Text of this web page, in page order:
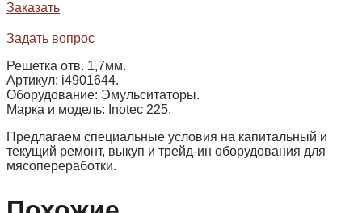
Заказать
Задать вопрос
Решетка отв. 1,7мм.
Артикул: i4901644.
Оборудование: Эмульситаторы.
Марка и модель: Inotec 225.
Предлагаем специальные условия на капитальный и
текущий ремонт, выкуп и трейд-ин оборудования для
мясопереработки.